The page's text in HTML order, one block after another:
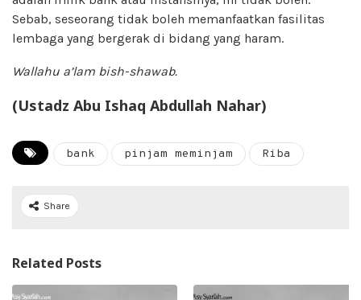
Sebab, seseorang tidak boleh memanfaatkan fasilitas
lembaga yang bergerak di bidang yang haram.
Wallahu a’lam bish-shawab.
(Ustadz Abu Ishaq Abdullah Nahar)
bank pinjam meminjam Riba
Share
Related Posts